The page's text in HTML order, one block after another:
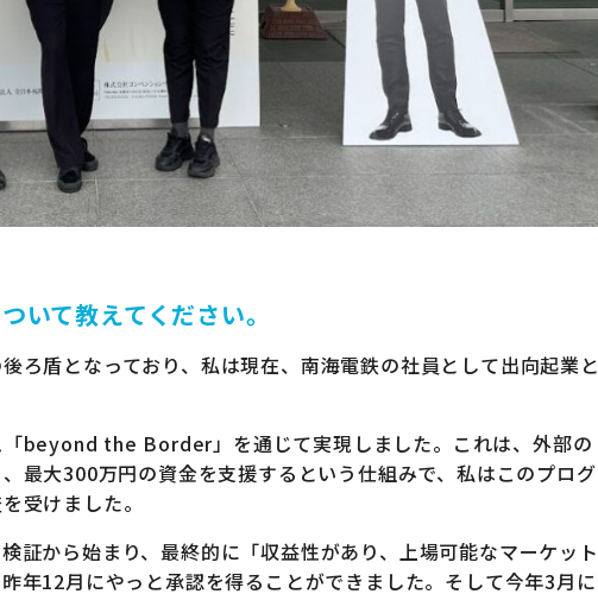
いて教えてください。
ろ盾となっており、私は現在、南海電鉄の社員として出向起業と
beyond the Border」を通じて実現しました。これは、外部の
最大300万円の資金を支援するという仕組みで、私はこのプログ
受けました。
証から始まり、最終的に「収益性があり、上場可能なマーケット
年12月にやっと承認を得ることができました。そして今年3月に